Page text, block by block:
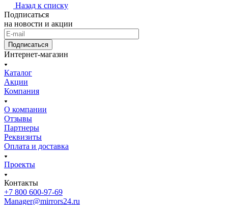
Назад к списку
Подписаться
на новости и акции
Подписаться
Интернет-магазин
Каталог
Акции
Компания
О компании
Отзывы
Партнеры
Реквизиты
Оплата и доставка
Проекты
Контакты
+7 800 600-97-69
Manager@mirrors24.ru